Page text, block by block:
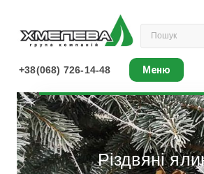
+38(068) 726-14-48 Меню
Листяні
Хвойні
Різдвяні